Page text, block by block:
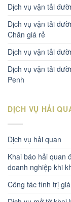
Dịch vụ vận tải
Dịch vụ vận tải
Chăn giá rẻ
Dịch vụ vận tải
Dịch vụ vận tải
Penh
DỊCH VỤ HẢI
Dịch vụ hải quan
Khai báo hải quan
doanh nghiệp khi
Công tác tính trị